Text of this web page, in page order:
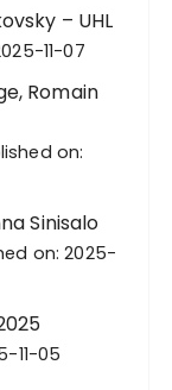
– UHL
11-07
Romain
on:
Sinisalo
on: 2025-
11-05